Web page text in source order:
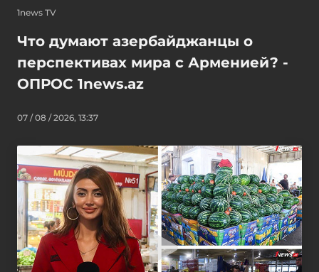
1news TV
Что думают азербайджанцы о
перспективах мира с Арменией? -
ОПРОС 1news.az
07 / 08 / 2026, 13:37